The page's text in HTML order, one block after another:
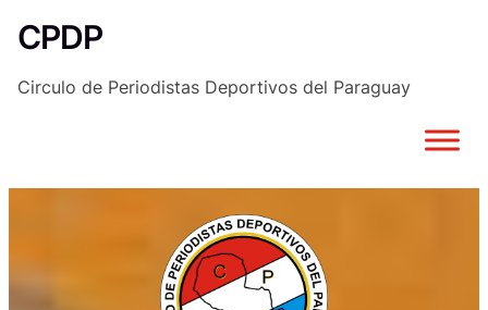
Saltar
al
contenido
CPDP
Circulo de Periodistas Deportivos del Paraguay